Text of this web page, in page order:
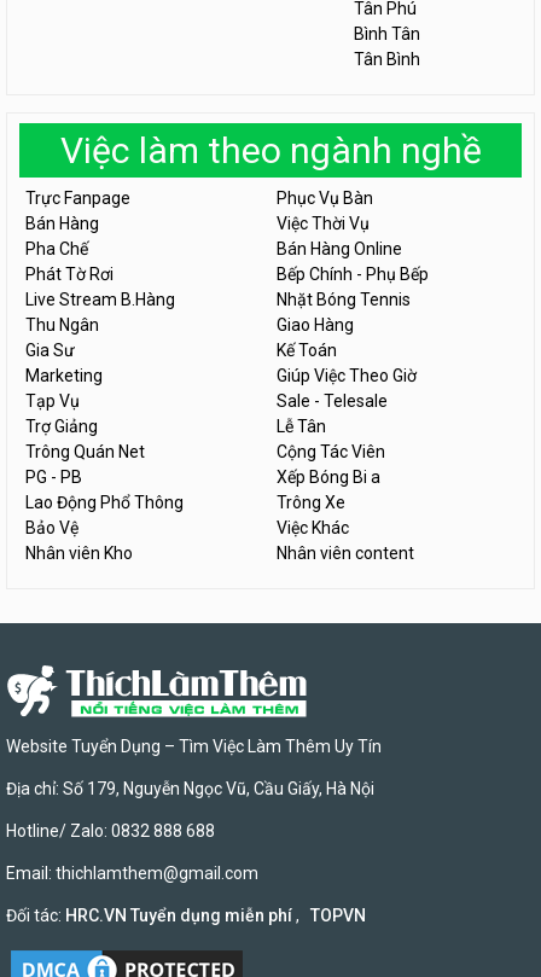
Tân Phú
Bình Tân
Tân Bình
Việc làm theo ngành nghề
Trực Fanpage
Phục Vụ Bàn
Bán Hàng
Việc Thời Vụ
Pha Chế
Bán Hàng Online
Phát Tờ Rơi
Bếp Chính - Phụ Bếp
Live Stream B.Hàng
Nhặt Bóng Tennis
Thu Ngân
Giao Hàng
Gia Sư
Kế Toán
Marketing
Giúp Việc Theo Giờ
Tạp Vụ
Sale - Telesale
Trợ Giảng
Lễ Tân
Trông Quán Net
Cộng Tác Viên
PG - PB
Xếp Bóng Bi a
Lao Động Phổ Thông
Trông Xe
Bảo Vệ
Việc Khác
Nhân viên Kho
Nhân viên content
Website Tuyển Dụng – Tìm Việc Làm Thêm Uy Tín
Địa chỉ: Số 179, Nguyễn Ngọc Vũ, Cầu Giấy, Hà Nội
Hotline/ Zalo: 0832 888 688
Email: thichlamthem@gmail.com
Đối tác: HRC.VN Tuyển dụng miễn phí, TOPVN